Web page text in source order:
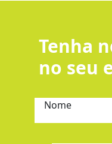
Tenha
no seu
Nome